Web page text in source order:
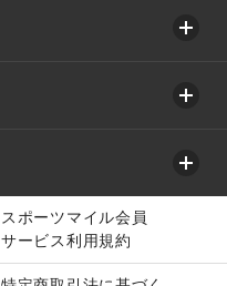
スポーツマイル会員
サービス利用規約